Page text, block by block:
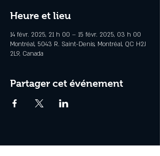
Heure et lieu
14 févr. 2025, 21 h 00 – 15 févr. 2025, 03 h 00
Montréal, 5043 R. Saint-Denis, Montréal, QC H2J
2L9, Canada
Partager cet événement